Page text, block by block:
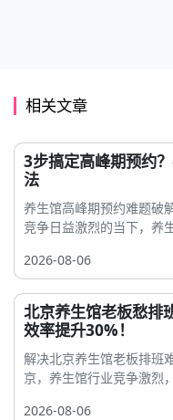
相关文章
3步搞定高峰期预约
法
养生馆高峰期预约难题破
竞争日益激烈的当下，养
2026-08-06
北京养生馆老板愁排
效率提升30%！
解决北京养生馆老板排班
京，养生馆行业竞争激烈
2026-08-06